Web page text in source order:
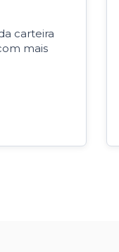
carteira
mais